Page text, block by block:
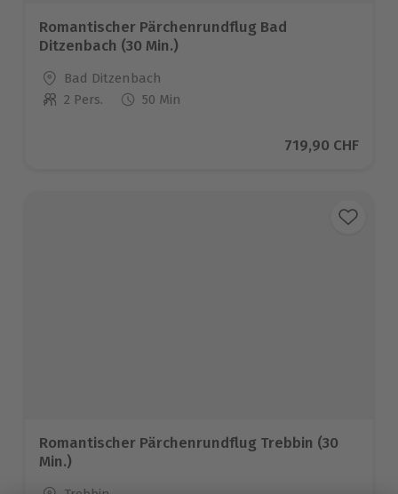
Romantischer Pärchenrundflug Bad
Ditzenbach (30 Min.)
Standort
Bad Ditzenbach
Anzahl der Teilnehmer
2 Pers. 50 Min
Aktueller Preis
719,90 CHF
Romantischer Pärchenrundflug Trebbin (30
Min.)